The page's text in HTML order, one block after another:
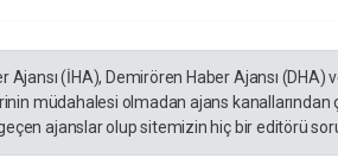
Ajansı (İHA), Demirören Haber Ajansı
müdahalesi olmadan ajans kanallarından
ajanslar olup sitemizin hiç bir editörü